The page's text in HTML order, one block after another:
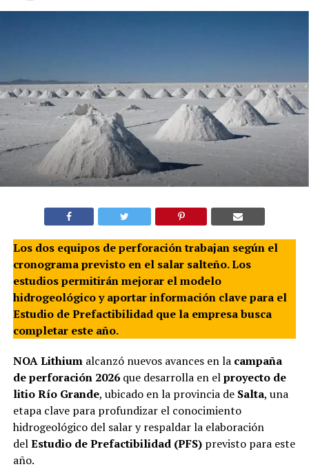
Los dos equipos de perforación trabajan según el
cronograma previsto en el salar salteño. Los
estudios permitirán mejorar el modelo
hidrogeológico y aportar información clave para el
Estudio de Prefactibilidad que la empresa busca
completar este año.
NOA Lithiumalcanzó nuevos avances en la campaña
de perforación 2026que desarrolla en elproyecto de
litio Río Grande, ubicado en la provincia de Salta, una
etapa clave para profundizar el conocimiento
hidrogeológico del salar y respaldar la elaboración
delEstudio de Prefactibilidad (PFS)previsto para este
año.